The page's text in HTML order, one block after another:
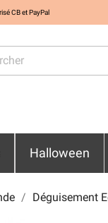
CB et PayPal
Halloween
Déguisement